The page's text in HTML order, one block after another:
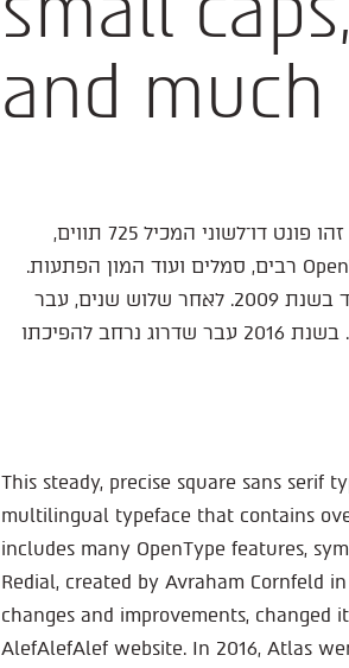
and much
פונט סנס ריבועי, יציב ומוקפד שמשמש למגוון רחב של מדיות שונות. זהו פונט דו־לשוני המכיל 725 תווים,
אטלס מבוסס על פונט בשם 'חיוג חוזר' שנוצר על־ידי אברהם קורנפלד בשנת 2009. לאחר שלוש שנים, עבר
מקצה שיפורים, שינה את שמו ל'אטלס' והושק לציבור הרחב דרך אאא. בשנת 2016 עבר שדרוג נרחב להפיכתו
This steady, precise square sans serif
multilingual typeface that contains
includes many OpenType features,
Redial, created by Avraham Cornfeld
changes and improvements,
AlefAlefAlef website. In 2016, Atlas